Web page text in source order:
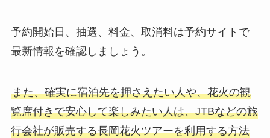
予約開始日、抽選、料金、取消料は予約サイトで
最新情報を確認しましょう。
また、確実に宿泊先を押さえたい人や、花火の観
覧席付きで安心して楽しみたい人は、JTBなどの旅
行会社が販売する長岡花火ツアーを利用する方法